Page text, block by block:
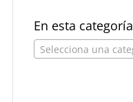
En esta categoría